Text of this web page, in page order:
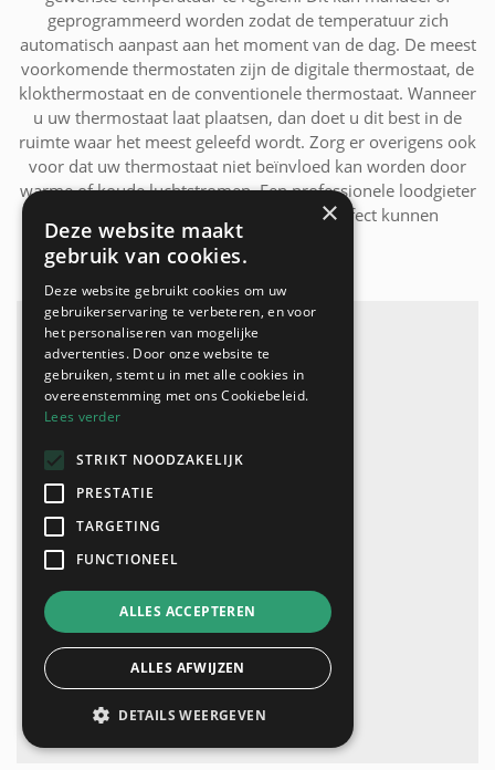
geprogrammeerd worden zodat de temperatuur zich
automatisch aanpast aan het moment van de dag. De meest
voorkomende thermostaten zijn de digitale thermostaat, de
klokthermostaat en de conventionele thermostaat. Wanneer
u uw thermostaat laat plaatsen, dan doet u dit best in de
ruimte waar het meest geleefd wordt. Zorg er overigens ook
voor dat uw thermostaat niet beïnvloed kan worden door
warme of koude luchtstromen. Een professionele loodgieter
uit de regio Oostkamp zal u hierbij perfect kunnen
adviseren.
×
Deze website maakt
gebruik van cookies.
Deze website gebruikt cookies om uw
gebruikerservaring te verbeteren, en voor
het personaliseren van mogelijke
advertenties. Door onze website te
gebruiken, stemt u in met alle cookies in
overeenstemming met ons Cookiebeleid.
Lees verder
STRIKT NOODZAKELIJK
PRESTATIE
TARGETING
FUNCTIONEEL
ALLES ACCEPTEREN
ALLES AFWIJZEN
DETAILS WEERGEVEN